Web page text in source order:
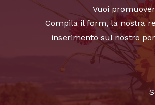
Vuoi
Compila il form, la nostra
inserimento sul nostro